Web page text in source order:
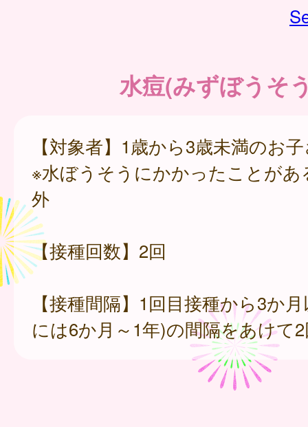
水痘(みずぼうそ
【対象者】1歳から3歳未満のお
※水ぼうそうにかかったことがあ
外
【接種回数】2回
【接種間隔】1回目接種から3か
には6か月～1年)の間隔をあけて